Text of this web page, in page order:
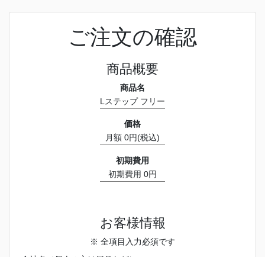
ご注文の確認
商品概要
商品名
Lステップ フリー
価格
月額 0円(税込)
初期費用
初期費用 0円
お客様情報
※ 全項目入力必須です